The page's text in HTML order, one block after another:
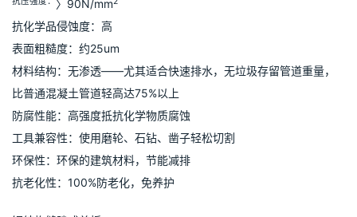
〉90N/mm
抗化学品侵蚀度：高
表面粗糙度：约25um
材料结构：无渗透——尤其适合快速排水，无垃圾存留管道重量，
比普通混凝土管道轻高达75%以上
防腐性能：高强度抵抗化学物质腐蚀
工具兼容性：使用磨轮、石钻、凿子轻松切割
环保性：环保的建筑材料，节能减排
抗老化性：100%防老化，免养护